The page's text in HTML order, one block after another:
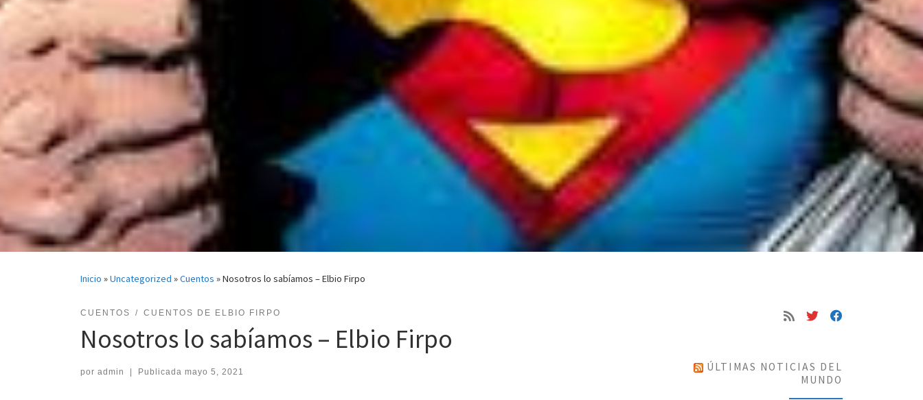
Inicio »Uncategorized »Cuentos »Nosotros lo sabíamos – Elbio Firpo
CUENTOS CUENTOS DE ELBIO FIRPO
Nosotros lo sabíamos – Elbio Firpo
por admin Publicada mayo 5, 2021
ÚLTIMAS NOTICIAS DEL
MUNDO